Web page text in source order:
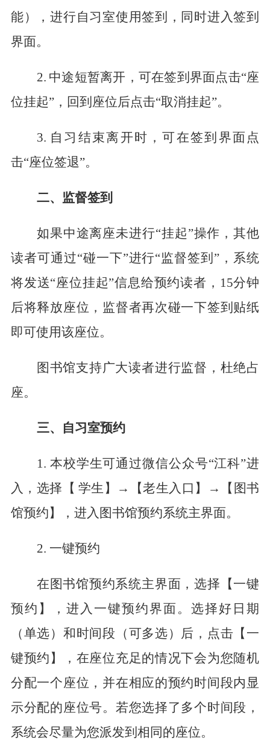
能）
，进行自习室使用签到，同时进入签到
界面。
2. 中途短暂离开，可在签到界面点击“座
位挂起”， 回到座位后点击“取消挂起”。
3. 自习结束离开时，可在签到界面点
击“座位签退”。
二、 监督签到
如果中途离座未进行“挂起”操作，其他
读者可通过“碰一下”进行“监督签到”， 系统
将发送“座位挂起”信息给预约读者， 1 5分钟
后将释放座位，监督者再次碰一下签到贴纸
即可使用该座位。
图书馆支持广大读者进行监督，杜绝占
座。
三、自习室预约
1. 本校学生可通过微信公众号“江科”进
入，选择【 学生】 → 【老生入口】 →
【图书
馆预约】，进入图书馆预约系统主界面。
2. 一键预约
在图书馆预约系统主界面，选择【一键
预约】，进入一键预约界面。选择好日期
（单选）和时间段 （可多选）
后，点击【一
键预约】，在座位充足的情况下会为您随机
分配一个座位，并在相应的预约时间段内显
示分配的座位号。 若您选择了多个时间段，
系统会尽量为您派发到相同的座位。